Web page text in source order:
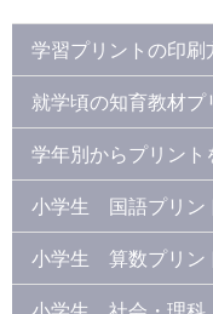
学習プリントの印刷
就学頃の知育教材プ
学年別からプリント
小学生 国語プリン
小学生 算数プリン